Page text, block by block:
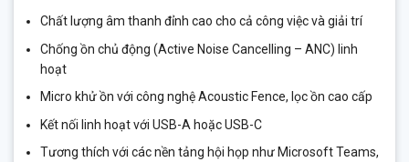
Chất lượng âm thanh đỉnh cao cho cả công việc và giải trí
Chống ồn chủ động (Active Noise Cancelling – ANC) linh
hoạt
Micro khử ồn với công nghệ Acoustic Fence, lọc ồn cao cấp
Kết nối linh hoạt với USB-A hoặc USB-C
Tương thích với các nền tảng hội họp như Microsoft Teams,